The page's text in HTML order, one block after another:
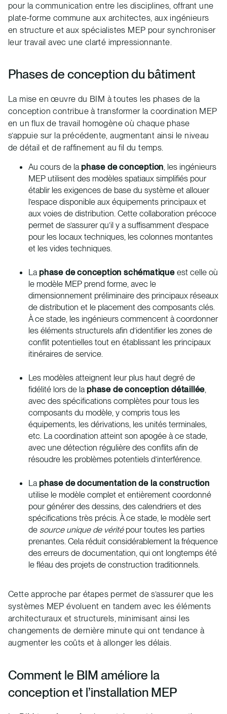
pour la communication entre les disciplines, offrant une
plate-forme commune aux architectes, aux ingénieurs
en structure et aux spécialistes MEP pour synchroniser
leur travail avec une clarté impressionnante.
Phases de conception du bâtiment
La mise en œuvre du BIM à toutes les phases de la
conception contribue à transformer la coordination MEP
en un flux de travail homogène où chaque phase
s’appuie sur la précédente, augmentant ainsi le niveau
de détail et de raffinement au fil du temps.
Au cours de la phase de conception , les ingénieurs
MEP utilisent des modèles spatiaux simplifiés pour
établir les exigences de base du système et allouer
l’espace disponible aux équipements principaux et
aux voies de distribution. Cette collaboration précoce
permet de s’assurer qu’il y a suffisamment d’espace
pour les locaux techniques, les colonnes montantes
et les vides techniques.
La phase de conception schématiqueest celle où
le modèle MEP prend forme, avec le
dimensionnement préliminaire des principaux réseaux
de distribution et le placement des composants clés.
À ce stade, les ingénieurs commencent à coordonner
les éléments structurels afin d’identifier les zones de
conflit potentielles tout en établissant les principaux
itinéraires de service.
Les modèles atteignent leur plus haut degré de
fidélité lors de la phase de conception détaillée
avec des spécifications complètes pour tous les
composants du modèle, y compris tous les
équipements, les dérivations, les unités terminales,
etc. La coordination atteint son apogée à ce stade,
avec une détection régulière des conflits afin de
résoudre les problèmes potentiels d’interférence.
La phase de documentation de la construction
utilise le modèle complet et entièrement coordonné
pour générer des dessins, des calendriers et des
spécifications très précis. À ce stade, le modèle sert
de source unique de véritépour toutes les parties
prenantes. Cela réduit considérablement la fréquence
des erreurs de documentation, qui ont longtemps été
le fléau des projets de construction traditionnels.
Cette approche par étapes permet de s’assurer que les
systèmes MEP évoluent en tandem avec les éléments
architecturaux et structurels, minimisant ainsi les
changements de dernière minute qui ont tendance à
augmenter les coûts et à allonger les délais.
Comment le BIM améliore la
conception et l’installation MEP